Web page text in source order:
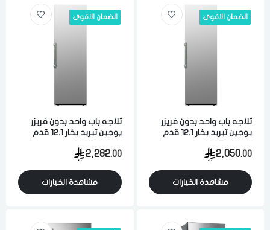
الضمان الاقوى
ثلاجه باب واحد بدون فريزر
يوجين تبريد بخار 12.1 قدم
2,050.00
مشاهدة الخيارات
الضمان الاقوى
ثلاجه باب واحد بدون فريزر
يوجين تبريد بخار 12.1 قدم
2,282.00
مشاهدة الخيارات